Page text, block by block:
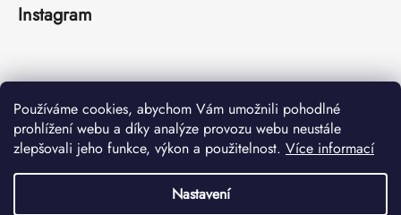
Používáme cookies, abychom Vám umožnili pohodlné
prohlížení webu a díky analýze provozu webu neustále
zlepšovali jeho funkce, výkon a použitelnost. Více informací
Nastavení
Instagram
Sledovat na Instagramu
Vytvořil Shoptet